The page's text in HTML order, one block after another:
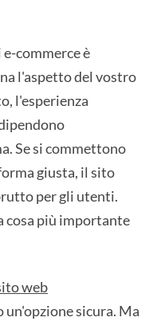
commerce è
l'aspetto del vostro
l'esperienza
Se si commettono
giusta, il sito
per gli utenti.
cosa più importante
web
un'opzione sicura. Ma